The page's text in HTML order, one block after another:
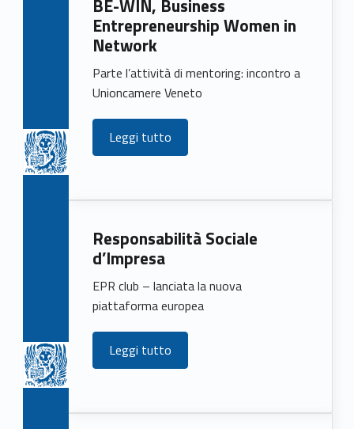
p
a
)
BE-WIN, Business
Entrepreneurship Women in
Network
Parte l’attività di mentoring: incontro a
Unioncamere Veneto
Leggi tutto
Responsabilità Sociale
d’Impresa
EPR club – lanciata la nuova
piattaforma europea
Leggi tutto